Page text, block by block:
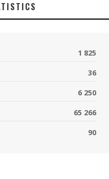
1 825
36
6 250
65 266
90